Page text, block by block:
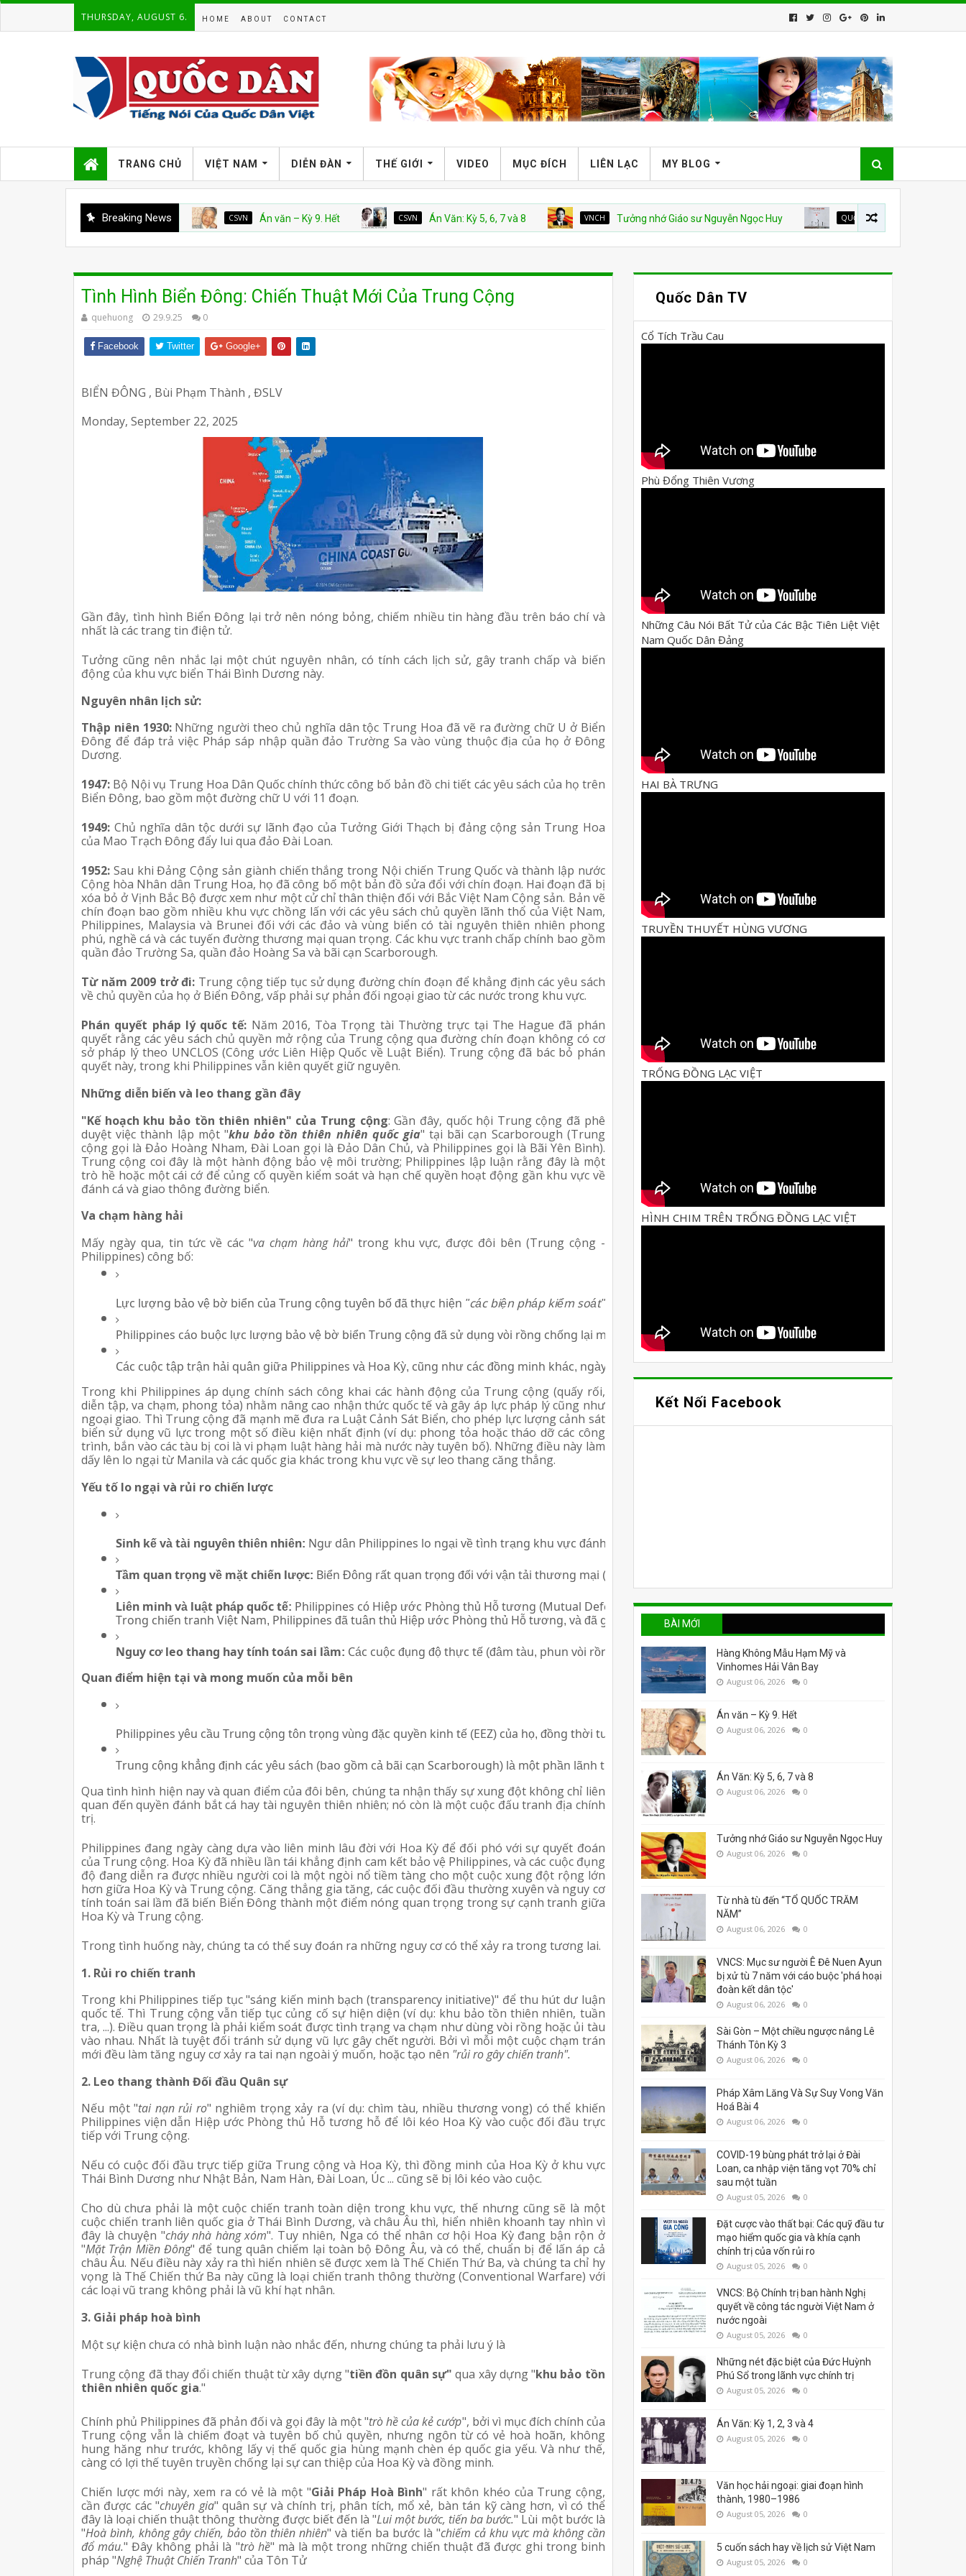
THURSDAY, AUGUST 6. HOME ABOUT CONTACT
TRANG CHỦ VIỆT NAM DIỄN ĐÀN THẾ GIỚI VIDEO MỤC ĐÍCH LIÊN LẠC MY BLOG
Breaking News CSVN Án văn – Kỳ 9. Hết CSVN Án Văn: Kỳ 5, 6, 7 và 8 VNCH Tưởng nhớ Giáo sư Nguyễn Ngọc Huy QUỐC HẬN 30 THÁNG 4
Tình Hình Biển Đông: Chiến Thuật Mới Của Trung Cộng
quehuong 29.9.25 0
Facebook Twitter Google+
BIỂN ĐÔNG , Bùi Phạm Thành , ĐSLV
Monday, September 22, 2025
Gần đây, tình hình Biển Đông lại trở nên nóng bỏng, chiếm nhiều tin hàng đầu trên báo chí và
nhất là các trang tin điện tử.
Tưởng cũng nên nhắc lại một chút nguyên nhân, có tính cách lịch sử, gây tranh chấp và biến
động của khu vực biển Thái Bình Dương này.
Nguyên nhân lịch sử:
Thập niên 1930:Những người theo chủ nghĩa dân tộc Trung Hoa đã vẽ ra đường chữ U ở Biển
Đông để đáp trả việc Pháp sáp nhập quần đảo Trường Sa vào vùng thuộc địa của họ ở Đông
Dương.
1947: Bộ Nội vụ Trung Hoa Dân Quốc chính thức công bố bản đồ chi tiết các yêu sách của họ trên
Biển Đông, bao gồm một đường chữ U với 11 đoạn.
1949: Chủ nghĩa dân tộc dưới sự lãnh đạo của Tưởng Giới Thạch bị đảng cộng sản Trung Hoa
của Mao Trạch Đông đẩy lui qua đảo Đài Loan.
1952: Sau khi Đảng Cộng sản giành chiến thắng trong Nội chiến Trung Quốc và thành lập nước
Cộng hòa Nhân dân Trung Hoa, họ đã công bố một bản đồ sửa đổi với chín đoạn. Hai đoạn đã bị
xóa bỏ ở Vịnh Bắc Bộ được xem như một cử chỉ thân thiện đối với Bắc Việt Nam Cộng sản. Bản vẽ
chín đoạn bao gồm nhiều khu vực chồng lấn với các yêu sách chủ quyền lãnh thổ của Việt Nam,
Philippines, Malaysia và Brunei đối với các đảo và vùng biển có tài nguyên thiên nhiên phong
phú, nghề cá và các tuyến đường thương mại quan trọng. Các khu vực tranh chấp chính bao gồm
quần đảo Trường Sa, quần đảo Hoàng Sa và bãi cạn Scarborough.
Từ năm 2009 trở đi: Trung cộng tiếp tục sử dụng đường chín đoạn để khẳng định các yêu sách
về chủ quyền của họ ở Biển Đông, vấp phải sự phản đối ngoại giao từ các nước trong khu vực.
Phán quyết pháp lý quốc tế: Năm 2016, Tòa Trọng tài Thường trực tại The Hague đã phán
quyết rằng các yêu sách chủ quyền mở rộng của Trung cộng qua đường chín đoạn không có cơ
sở pháp lý theo UNCLOS (Công ước Liên Hiệp Quốc về Luật Biển). Trung cộng đã bác bỏ phán
quyết này, trong khi Philippines vẫn kiên quyết giữ nguyên.
Những diễn biến và leo thang gần đây
"Kế hoạch khu bảo tồn thiên nhiên" của Trung cộng: Gần đây, quốc hội Trung cộng đã phê
duyệt việc thành lập một "khu bảo tồn thiên nhiên quốc gia" tại bãi cạn Scarborough (Trung
cộng gọi là Đảo Hoàng Nham, Đài Loan gọi là Đảo Dân Chủ, và Philippines gọi là Bãi Yên Bình).
Trung cộng coi đây là một hành động bảo vệ môi trường; Philippines lập luận rằng đây là một
trò hề hoặc một cái cớ để củng cố quyền kiểm soát và hạn chế quyền hoạt động gần khu vực về
đánh cá và giao thông đường biển.
Va chạm hàng hải
Mấy ngày qua, tin tức về các "va chạm hàng hải" trong khu vực, được đôi bên (Trung cộng -
Philippines) công bố:
Lực lượng bảo vệ bờ biển của Trung cộng tuyên bố đã thực hiện "các biện pháp kiểm soát"
Philippines cáo buộc lực lượng bảo vệ bờ biển Trung cộng đã sử dụng vòi rồng chống lại một tàu đánh cá của Philippines (BRP Datu Gumbay Piang), gây
Các cuộc tập trận hải quân giữa Philippines và Hoa Kỳ, cũng như các đồng minh khác, ngày càng rõ ràng hơn để đáp trả các hành động của Trung cộng. Dĩ
Trong khi Philippines áp dụng chính sách công khai các hành động của Trung cộng (quấy rối,
diễn tập, va chạm, phong tỏa) nhằm nâng cao nhận thức quốc tế và gây áp lực pháp lý cũng như
ngoại giao. Thì Trung cộng đã mạnh mẽ đưa ra Luật Cảnh Sát Biển, cho phép lực lượng cảnh sát
biển sử dụng vũ lực trong một số điều kiện nhất định (ví dụ: phong tỏa hoặc tháo dỡ các công
trình, bắn vào các tàu bị coi là vi phạm luật hàng hải mà nước này tuyên bố). Những điều này làm
dấy lên lo ngại từ Manila và các quốc gia khác trong khu vực về sự leo thang căng thẳng.
Yếu tố lo ngại và rủi ro chiến lược
Sinh kế và tài nguyên thiên nhiên: Ngư dân Philippines lo ngại về tình trạng khu vực đánh cá bị thu hẹp, bị quấy rối trên biển, suy thoái môi trường và các
Tầm quan trọng về mặt chiến lược: Biển Đông rất quan trọng đối với vận tải thương mại (hàng nghìn tỷ đô la thương mại), các nguồn năng lượng và
Liên minh và luật pháp quốc tế: Philippines có Hiệp ước Phòng thủ Hỗ tương (Mutual Defense Treaty) với Hoa Kỳ (năm 1951), mà Manila tham chiếu để bảo
Trong chiến tranh Việt Nam, Philippines đã tuân thủ Hiệp ước Phòng thủ Hỗ tương, và đã gửi quân qua Việt Nam để trợ giúp Hoa Kỳ. Nếu Philippines
Nguy cơ leo thang hay tính toán sai lầm: Các cuộc đụng độ thực tế (đâm tàu, phun vòi rồng), tuần tra chồng chéo và các hoạt động quyết đoán mạnh mẽ
Quan điểm hiện tại và mong muốn của mỗi bên
Philippines yêu cầu Trung cộng tôn trọng vùng đặc quyền kinh tế (EEZ) của họ, đồng thời tuân thủ phán quyết của toà trọng tài năm 2016, tránh các
Trung cộng khẳng định các yêu sách (bao gồm cả bãi cạn Scarborough) là một phần lãnh thổ có chủ quyền của họ. Trung cộng bảo vệ các hành động
Qua tình hình hiện nay và quan điểm của đôi bên, chúng ta nhận thấy sự xung đột không chỉ liên
quan đến quyền đánh bắt cá hay tài nguyên thiên nhiên; nó còn là một cuộc đấu tranh địa chính
trị.
Philippines đang ngày càng dựa vào liên minh lâu đời với Hoa Kỳ để đối phó với sự quyết đoán
của Trung cộng. Hoa Kỳ đã nhiều lần tái khẳng định cam kết bảo vệ Philippines, và các cuộc đụng
độ đang diễn ra được nhiều người coi là một ngòi nổ tiềm tàng cho một cuộc xung đột rộng lớn
hơn giữa Hoa Kỳ và Trung cộng. Căng thẳng gia tăng, các cuộc đối đầu thường xuyên và nguy cơ
tính toán sai lầm đã biến Biển Đông thành một điểm nóng quan trọng trong sự cạnh tranh giữa
Hoa Kỳ và Trung cộng.
Trong tình huống này, chúng ta có thể suy đoán ra những nguy cơ có thể xảy ra trong tương lai.
1. Rủi ro chiến tranh
Trong khi Philippines tiếp tục "sáng kiến minh bạch (transparency initiative)" để thu hút dư luận
quốc tế. Thì Trung cộng vẫn tiếp tục củng cố sự hiện diện (ví dụ: khu bảo tồn thiên nhiên, tuần
tra, ...). Điều quan trọng là phải kiểm soát được tình trạng va chạm như dùng vòi rồng hoặc ủi tàu
vào nhau. Nhất là tuyệt đối tránh sử dụng vũ lực gây chết người. Bởi vì mỗi một cuộc chạm trán
mới đều làm tăng nguy cơ xảy ra tai nạn ngoài ý muốn, hoặc tạo nên "rủi ro gây chiến tranh".
2. Leo thang thành Đối đầu Quân sự
Nếu một "tai nạn rủi ro" nghiêm trọng xảy ra (ví dụ: chìm tàu, nhiều thương vong) có thể khiến
Philippines viện dẫn Hiệp ước Phòng thủ Hỗ tương hỗ để lôi kéo Hoa Kỳ vào cuộc đối đầu trực
tiếp với Trung cộng.
Nếu có cuộc đối đầu trực tiếp giữa Trung cộng và Hoa Kỳ, thì đồng minh của Hoa Kỳ ở khu vực
Thái Bình Dương như Nhật Bản, Nam Hàn, Đài Loan, Úc ... cũng sẽ bị lôi kéo vào cuộc.
Cho dù chưa phải là một cuộc chiến tranh toàn diện trong khu vực, thế nhưng cũng sẽ là một
cuộc chiến tranh liên quốc gia ở Thái Bình Dương, và châu Âu thì, hiển nhiên khoanh tay nhìn vì
đây là chuyện "cháy nhà hàng xóm". Tuy nhiên, Nga có thể nhân cơ hội Hoa Kỳ đang bận rộn ở
"Mặt Trận Miền Đông" để tung quân chiếm lại toàn bộ Đông Âu, và có thể, chuẩn bị để lấn áp cả
châu Âu. Nếu điều này xảy ra thì hiển nhiên sẽ được xem là Thế Chiến Thứ Ba, và chúng ta chỉ hy
vọng là Thế Chiến thứ Ba này cũng là loại chiến tranh thông thường (Conventional Warfare) với
các loại vũ trang không phải là vũ khí hạt nhân.
3. Giải pháp hoà bình
Một sự kiện chưa có nhà bình luận nào nhắc đến, nhưng chúng ta phải lưu ý là
Trung cộng đã thay đổi chiến thuật từ xây dựng "tiền đồn quân sự" qua xây dựng "khu bảo tồn
thiên nhiên quốc gia."
Chính phủ Philippines đã phản đối và gọi đây là một "trò hề của kẻ cướp", bởi vì mục đích chính của
Trung cộng vẫn là chiếm đoạt và tuyên bố chủ quyền, nhưng ngôn từ có vẻ hoà hoãn, không
hung hăng như trước, không lấy vị thế quốc gia hùng mạnh chèn ép quốc gia yếu. Và như thế,
càng có lợi thế tuyên truyền chống lại sự can thiệp của Hoa Kỳ và đồng minh.
Chiến lược mới này, xem ra có vẻ là một "Giải Pháp Hoà Bình" rất khôn khéo của Trung cộng,
cần được các "chuyên gia" quân sự và chính trị, phân tích, mổ xẻ, bàn tán kỹ càng hơn, vì có thể
đây là loại chiến thuật thông thường được biết đến là "Lui một bước, tiến ba bước." Lùi một bước là
"Hoà bình, không gây chiến, bảo tồn thiên nhiên" và tiến ba bước là "chiếm cả khu vực mà không cần
đổ máu." Đây không phải là "trò hề" mà là một trong những chiến thuật đã được ghi trong binh
pháp "Nghệ Thuật Chiến Tranh" của Tôn Tử
Quốc Dân TV
Cổ Tích Trầu Cau
Phù Đổng Thiên Vương
Những Câu Nói Bất Tử của Các Bậc Tiên Liệt Việt
Nam Quốc Dân Đảng
HAI BÀ TRƯNG
TRUYỀN THUYẾT HÙNG VƯƠNG
TRỐNG ĐỒNG LẠC VIỆT
HÌNH CHIM TRÊN TRỐNG ĐỒNG LẠC VIỆT
Kết Nối Facebook
BÀI MỚI
Hàng Không Mẫu Hạm Mỹ và
Vinhomes Hải Vân Bay
August 06, 2026 0
Án văn – Kỳ 9. Hết
August 06, 2026 0
Án Văn: Kỳ 5, 6, 7 và 8
August 06, 2026 0
Tưởng nhớ Giáo sư Nguyễn Ngọc Huy
August 06, 2026 0
Từ nhà tù đến “TỔ QUỐC TRĂM
NĂM”
August 06, 2026 0
VNCS: Mục sư người Ê Đê Nuen Ayun
bị xử tù 7 năm với cáo buộc 'phá hoại
đoàn kết dân tộc'
August 06, 2026 0
Sài Gòn – Một chiều ngược nắng Lê
Thánh Tôn Kỳ 3
August 06, 2026 0
Pháp Xâm Lăng Và Sự Suy Vong Văn
Hoá Bài 4
August 06, 2026 0
COVID-19 bùng phát trở lại ở Đài
Loan, ca nhập viện tăng vọt 70% chỉ
sau một tuần
August 05, 2026 0
Đặt cược vào thất bại: Các quỹ đầu tư
mạo hiểm quốc gia và khía cạnh
chính trị của vốn rủi ro
August 05, 2026 0
VNCS: Bộ Chính trị ban hành Nghị
quyết về công tác người Việt Nam ở
nước ngoài
August 05, 2026 0
Những nét đặc biệt của Đức Huỳnh
Phú Sổ trong lãnh vực chính trị
August 05, 2026 0
Án Văn: Kỳ 1, 2, 3 và 4
August 05, 2026 0
Văn học hải ngoại: giai đoạn hình
thành, 1980–1986
August 05, 2026 0
5 cuốn sách hay về lịch sử Việt Nam
August 05, 2026 0